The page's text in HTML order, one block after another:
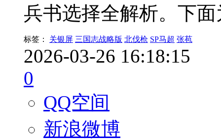
兵书选择全解析。下
标签： 关银屏 三国志战略版 北伐枪 SP马超 张苞
2026-03-26 16:18:15
0
QQ空间
新浪微博